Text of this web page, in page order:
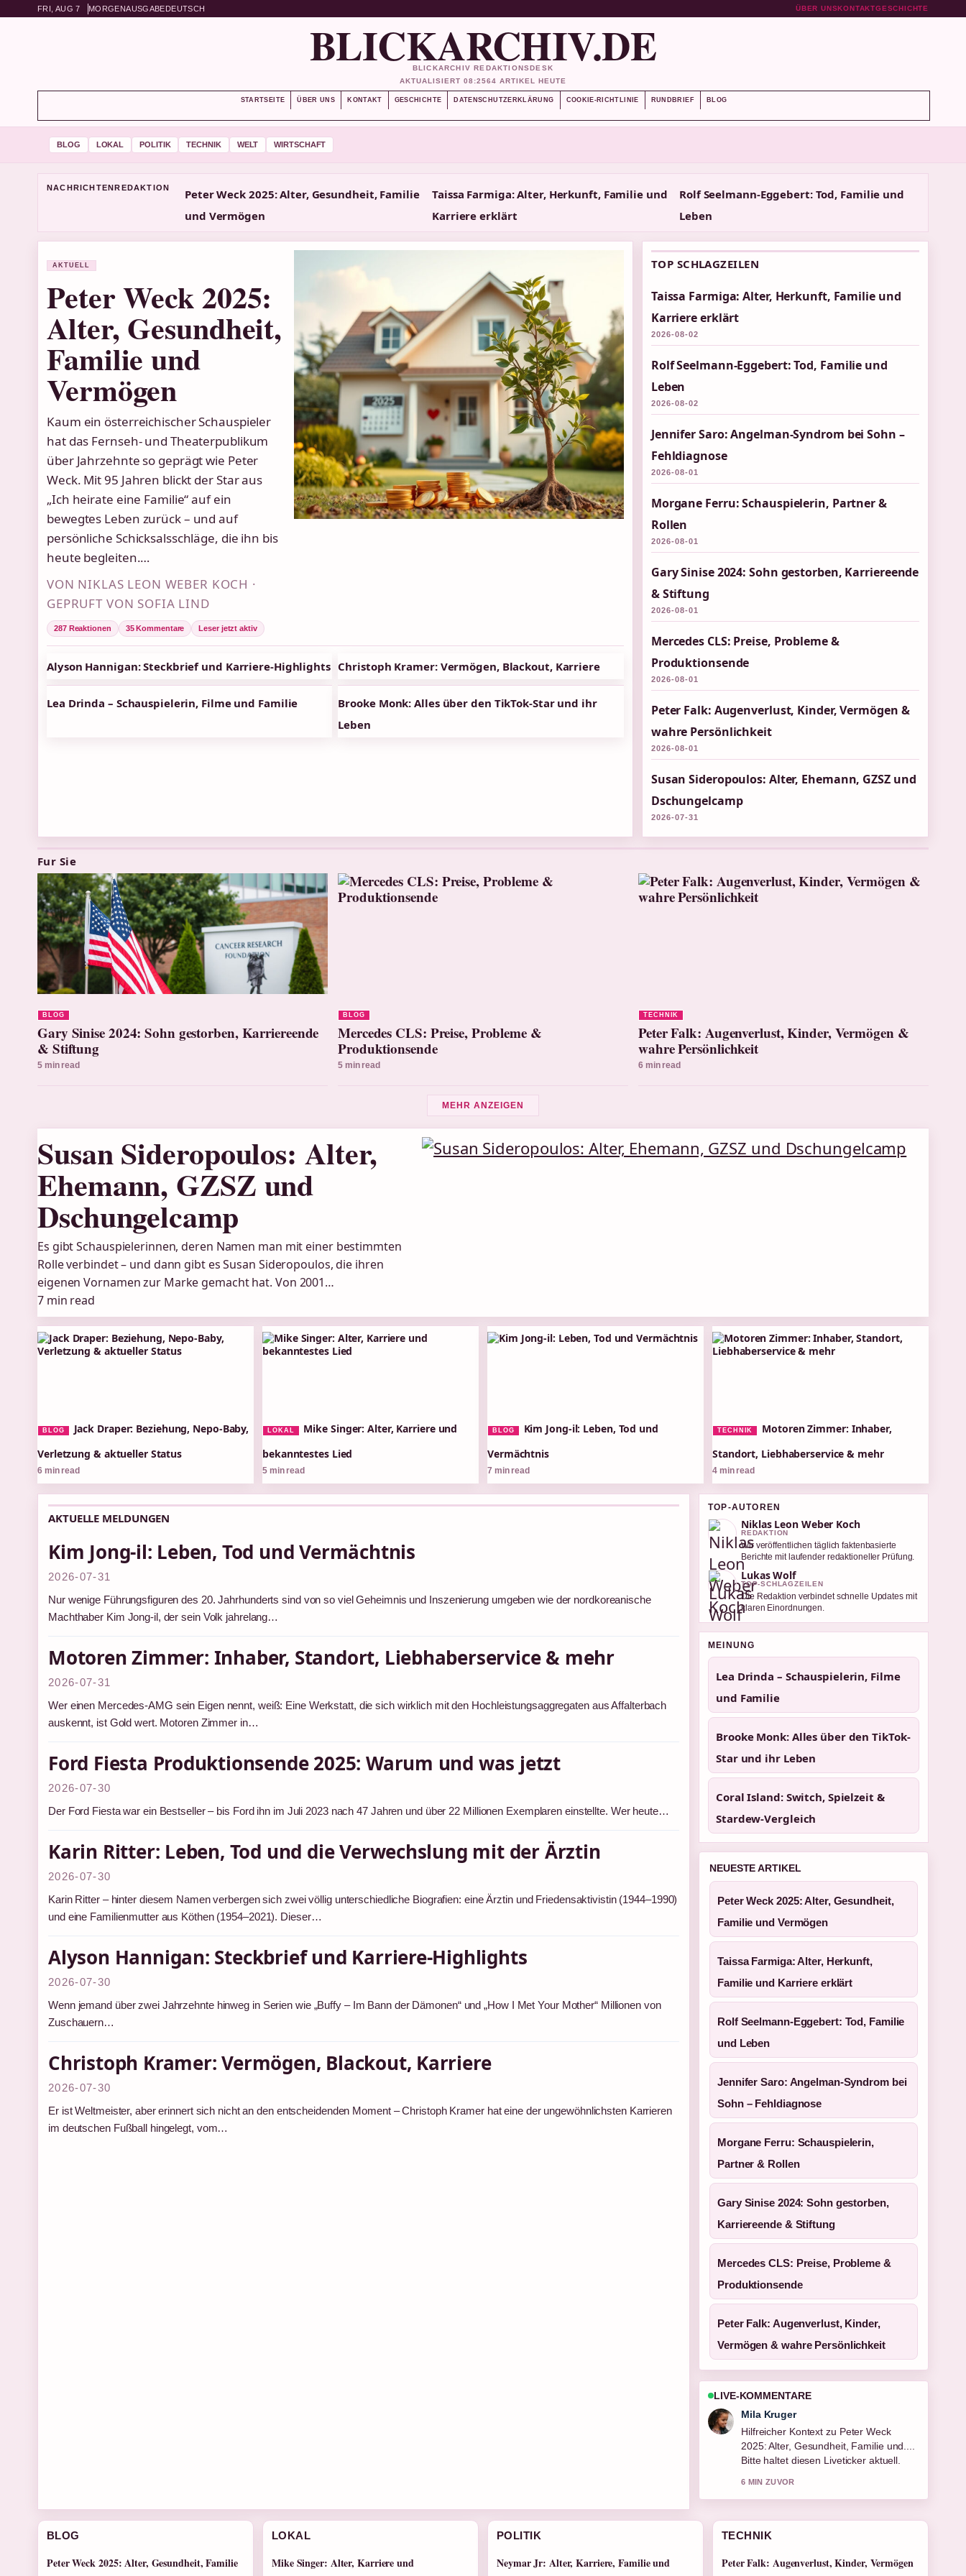
FRI, AUG 7 MORGENAUSGABEDEUTSCH ÜBER UNSKONTAKTGESCHICHTE
BLICKARCHIV.DE
BLICKARCHIV REDAKTIONSDESK
AKTUALISIERT 08:2564 ARTIKEL HEUTE
STARTSEITE ÜBER UNS KONTAKT GESCHICHTE DATENSCHUTZERKLÄRUNG COOKIE-RICHTLINIE RUNDBRIEF BLOG
BLOG LOKAL POLITIK TECHNIK WELT WIRTSCHAFT
NACHRICHTENREDAKTION
Peter Weck 2025: Alter, Gesundheit, Familie
und Vermögen
Taissa Farmiga: Alter, Herkunft, Familie und
Karriere erklärt
Rolf Seelmann-Eggebert: Tod, Familie und
Leben
AKTUELL
Peter Weck 2025:
Alter, Gesundheit,
Familie und
Vermögen
Kaum ein österreichischer Schauspieler
hat das Fernseh- und Theaterpublikum
über Jahrzehnte so geprägt wie Peter
Weck. Mit 95 Jahren blickt der Star aus
„Ich heirate eine Familie“ auf ein
bewegtes Leben zurück – und auf
persönliche Schicksalsschläge, die ihn bis
heute begleiten.…
VON NIKLAS LEON WEBER KOCH ·
GEPRUFT VON SOFIA LIND
287 Reaktionen 35 Kommentare Leser jetzt aktiv
Alyson Hannigan: Steckbrief und Karriere-Highlights Christoph Kramer: Vermögen, Blackout, Karriere
Lea Drinda – Schauspielerin, Filme und Familie
Brooke Monk: Alles über den TikTok-Star und ihr
Leben
TOP SCHLAGZEILEN
Taissa Farmiga: Alter, Herkunft, Familie und
Karriere erklärt
2026-08-02
Rolf Seelmann-Eggebert: Tod, Familie und
Leben
2026-08-02
Jennifer Saro: Angelman-Syndrom bei Sohn –
Fehldiagnose
2026-08-01
Morgane Ferru: Schauspielerin, Partner &
Rollen
2026-08-01
Gary Sinise 2024: Sohn gestorben, Karriereende
& Stiftung
2026-08-01
Mercedes CLS: Preise, Probleme &
Produktionsende
2026-08-01
Peter Falk: Augenverlust, Kinder, Vermögen &
wahre Persönlichkeit
2026-08-01
Susan Sideropoulos: Alter, Ehemann, GZSZ und
Dschungelcamp
2026-07-31
Fur Sie
BLOG
Gary Sinise 2024: Sohn gestorben, Karriereende
& Stiftung
5 min read
BLOG
Mercedes CLS: Preise, Probleme &
Produktionsende
5 min read
TECHNIK
Peter Falk: Augenverlust, Kinder, Vermögen &
wahre Persönlichkeit
6 min read
MEHR ANZEIGEN
Susan Sideropoulos: Alter,
Ehemann, GZSZ und
Dschungelcamp
Es gibt Schauspielerinnen, deren Namen man mit einer bestimmten
Rolle verbindet – und dann gibt es Susan Sideropoulos, die ihren
eigenen Vornamen zur Marke gemacht hat. Von 2001…
7 min read
BLOG
Jack Draper: Beziehung, Nepo-Baby,
Verletzung & aktueller Status
6 min read
LOKAL
Mike Singer: Alter, Karriere und
bekanntestes Lied
5 min read
BLOG
Kim Jong-il: Leben, Tod und
Vermächtnis
7 min read
TECHNIK
Motoren Zimmer: Inhaber,
Standort, Liebhaberservice & mehr
4 min read
AKTUELLE MELDUNGEN
Kim Jong-il: Leben, Tod und Vermächtnis
2026-07-31
Nur wenige Führungsfiguren des 20. Jahrhunderts sind von so viel Geheimnis und Inszenierung umgeben wie der nordkoreanische
Machthaber Kim Jong-il, der sein Volk jahrelang…
Motoren Zimmer: Inhaber, Standort, Liebhaberservice & mehr
2026-07-31
Wer einen Mercedes-AMG sein Eigen nennt, weiß: Eine Werkstatt, die sich wirklich mit den Hochleistungsaggregaten aus Affalterbach
auskennt, ist Gold wert. Motoren Zimmer in…
Ford Fiesta Produktionsende 2025: Warum und was jetzt
2026-07-30
Der Ford Fiesta war ein Bestseller – bis Ford ihn im Juli 2023 nach 47 Jahren und über 22 Millionen Exemplaren einstellte. Wer heute…
Karin Ritter: Leben, Tod und die Verwechslung mit der Ärztin
2026-07-30
Karin Ritter – hinter diesem Namen verbergen sich zwei völlig unterschiedliche Biografien: eine Ärztin und Friedensaktivistin (1944–1990)
und eine Familienmutter aus Köthen (1954–2021). Dieser…
Alyson Hannigan: Steckbrief und Karriere-Highlights
2026-07-30
Wenn jemand über zwei Jahrzehnte hinweg in Serien wie „Buffy – Im Bann der Dämonen“ und „How I Met Your Mother“ Millionen von
Zuschauern…
Christoph Kramer: Vermögen, Blackout, Karriere
2026-07-30
Er ist Weltmeister, aber erinnert sich nicht an den entscheidenden Moment – Christoph Kramer hat eine der ungewöhnlichsten Karrieren
im deutschen Fußball hingelegt, vom…
TOP-AUTOREN
Niklas Leon Weber Koch
REDAKTION
Wir veröffentlichen täglich faktenbasierte
Berichte mit laufender redaktioneller Prüfung.
Lukas Wolf
TOP-SCHLAGZEILEN
Die Redaktion verbindet schnelle Updates mit
klaren Einordnungen.
MEINUNG
Lea Drinda – Schauspielerin, Filme
und Familie
Brooke Monk: Alles über den TikTok-
Star und ihr Leben
Coral Island: Switch, Spielzeit &
Stardew-Vergleich
NEUESTE ARTIKEL
Peter Weck 2025: Alter, Gesundheit,
Familie und Vermögen
Taissa Farmiga: Alter, Herkunft,
Familie und Karriere erklärt
Rolf Seelmann-Eggebert: Tod, Familie
und Leben
Jennifer Saro: Angelman-Syndrom bei
Sohn – Fehldiagnose
Morgane Ferru: Schauspielerin,
Partner & Rollen
Gary Sinise 2024: Sohn gestorben,
Karriereende & Stiftung
Mercedes CLS: Preise, Probleme &
Produktionsende
Peter Falk: Augenverlust, Kinder,
Vermögen & wahre Persönlichkeit
LIVE-KOMMENTARE
Jonas Wagner
Die Berichterstattung zu Taissa
Farmiga: Alter, Herkunft, Familie und
Karriere... wirkt solide und sehr gut